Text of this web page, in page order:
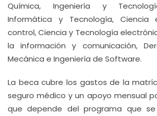
Química, Ingeniería y
Informática y Tecnología, Ciencia
control, Ciencia y Tecnología
la información y comunicación,
Mecánica e Ingeniería de Software.
La beca cubre los gastos de la
seguro médico y un apoyo mensual
que depende del programa que